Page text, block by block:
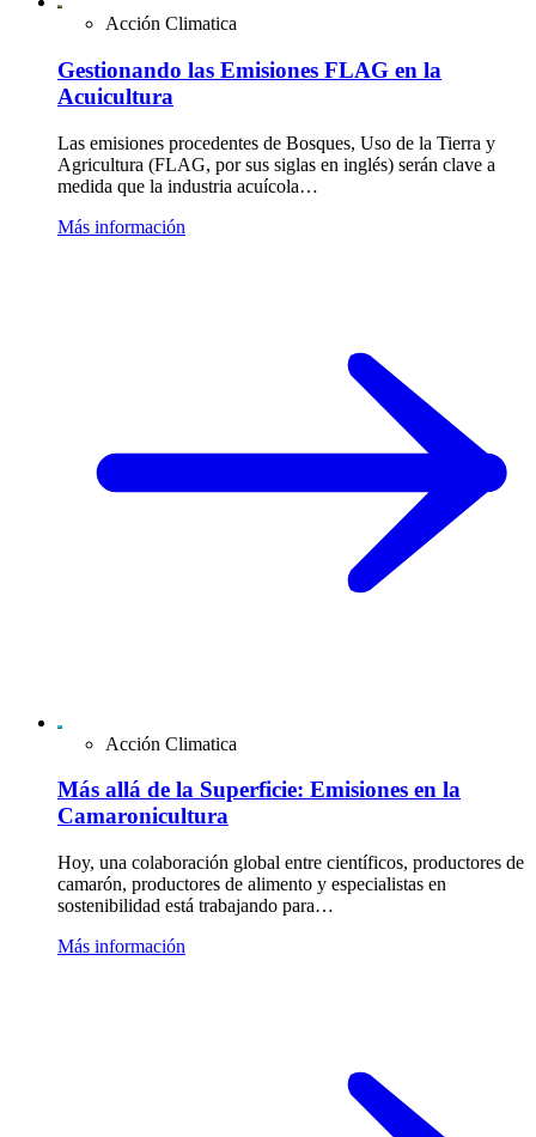
Acción Climatica
Gestionando las Emisiones FLAG en la
Acuicultura
Las emisiones procedentes de Bosques, Uso de la Tierra y
Agricultura (FLAG, por sus siglas en inglés) serán clave a
medida que la industria acuícola…
Más información
Acción Climatica
Más allá de la Superficie: Emisiones en la
Camaronicultura
Hoy, una colaboración global entre científicos, productores de
camarón, productores de alimento y especialistas en
sostenibilidad está trabajando para…
Más información